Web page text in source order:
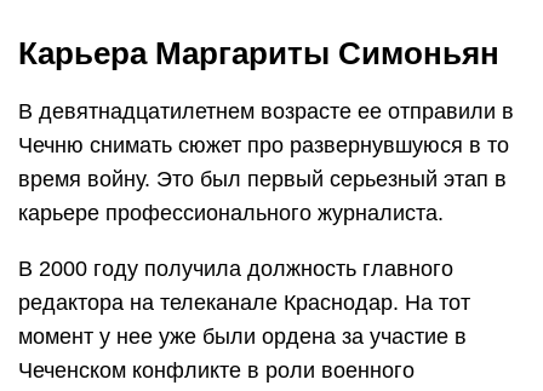
Карьера Маргариты Симоньян
В девятнадцатилетнем возрасте ее отправили в
Чечню снимать сюжет про развернувшуюся в то
время войну. Это был первый серьезный этап в
карьере профессионального журналиста.
В 2000 году получила должность главного
редактора на телеканале Краснодар. На тот
момент у нее уже были ордена за участие в
Чеченском конфликте в роли военного